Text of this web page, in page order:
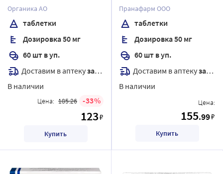
Органика АО
таблетки
Дозировка 50 мг
60 шт в уп.
Доставим в аптекузавтра
В наличии
Цена: 185.26 33
123₽
Купить
Пранафарм ООО
таблетки
Дозировка 50 мг
60 шт в уп.
Доставим в аптекузавтра
В наличии
Цена:
155.99₽
Купить